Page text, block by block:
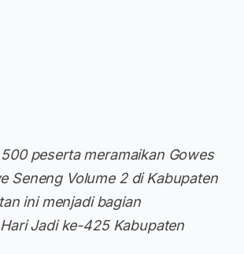
peserta meramaikan Gowes
Seneng Volume 2 di Kabupaten
ini menjadi bagian
Jadi ke-425 Kabupaten